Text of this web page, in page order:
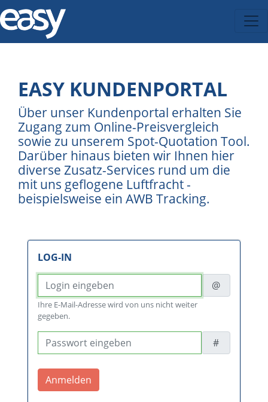
EASY KUNDENPORTAL
Über unser Kundenportal erhalten Sie
Zugang zum Online-Preisvergleich
sowie zu unserem Spot-Quotation Tool.
Darüber hinaus bieten wir Ihnen hier
diverse Zusatz-Services rund um die
mit uns geflogene Luftfracht -
beispielsweise ein AWB Tracking.
LOG-IN
@
Ihre E-Mail-Adresse wird von uns nicht weiter
gegeben.
#